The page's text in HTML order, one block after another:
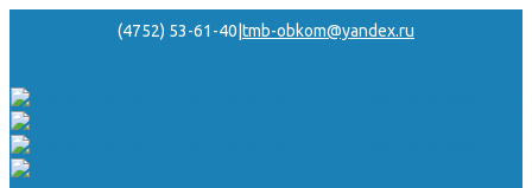
(4752) 53-61-40 tmb-obkom@yandex.ru